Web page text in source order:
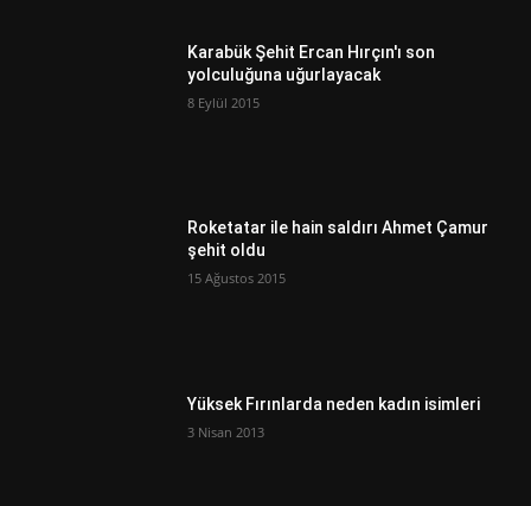
Karabük Şehit Ercan Hırçın'ı son
yolculuğuna uğurlayacak
8 Eylül 2015
Roketatar ile hain saldırı Ahmet Çamur
şehit oldu
15 Ağustos 2015
Yüksek Fırınlarda neden kadın isimleri
3 Nisan 2013